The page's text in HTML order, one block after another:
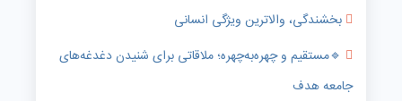
بخشندگی، والاترین ویژگی انسانی
🔹️مستقیم و چهره‌به‌چهره؛ ملاقاتی برای شنیدن دغدغه‌های
جامعه هدف